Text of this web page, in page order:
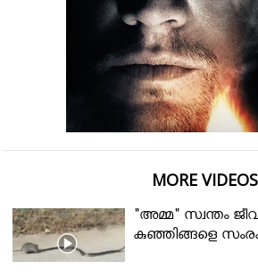
MORE VIDEOS
"അമ്മ" സ്വന്തം
കുഞ്ഞിങ്ങളെ